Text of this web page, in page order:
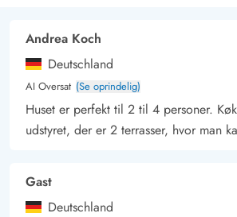
Andrea Koch
Deutschland
AI Oversat (Se oprindelig)
Huset er perfekt til 2 til 4 personer.
udstyret, der er 2 terrasser, hvor man
Gast
Deutschland